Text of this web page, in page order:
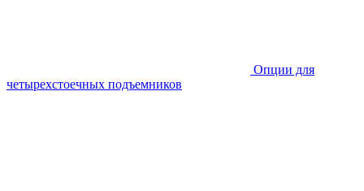
Опции для
четырехстоечных подъемников